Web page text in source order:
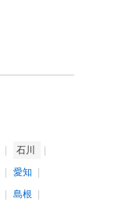
石川
愛知
島根